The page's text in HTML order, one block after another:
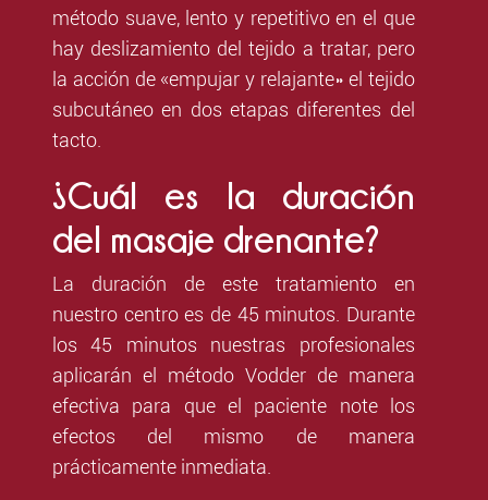
método suave, lento y repetitivo en el que
hay deslizamiento del tejido a tratar, pero
la acción de «empujar y relajante» el tejido
subcutáneo en dos etapas diferentes del
tacto.
¿Cuál es la duración
del masaje drenante?
La duración de este tratamiento en
nuestro centro es de 45 minutos. Durante
los 45 minutos nuestras profesionales
aplicarán el método Vodder de manera
efectiva para que el paciente note los
efectos del mismo de manera
prácticamente inmediata.